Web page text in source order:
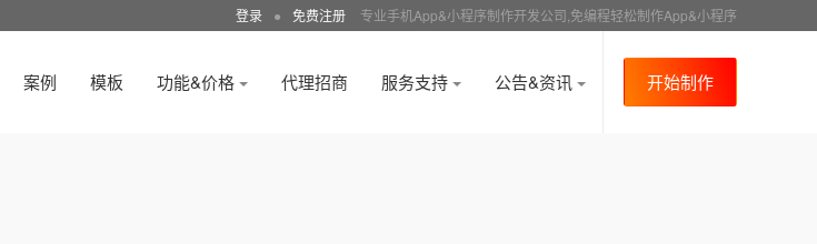
登录 ● 免费注册 专业手机App&小程序制作开发公司,免编程轻松制作App&小程序
案例 模板 功能&价格 代理招商 服务支持 公告&资讯 开始制作